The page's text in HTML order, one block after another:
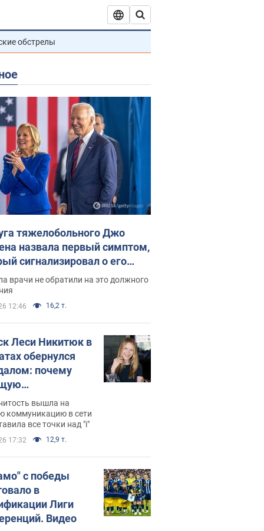
обстрелы
тяжелобольного Джо
назвала первый симптом,
сигнализировал о его
раке
врачи не обратили на это должного
12:46 16,2 т.
Леси Никитюк в
обернулся
почему
вышла на
коммуникацию в сети
все точки над "i"
17:32 12,9 т.
с победы
в
Лиги
Видео